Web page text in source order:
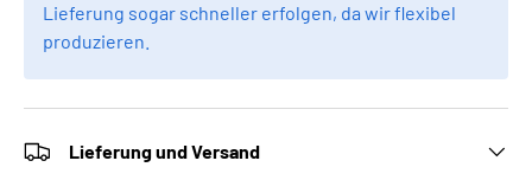
Lieferung sogar schneller erfolgen, da wir flexibel
produzieren.
Lieferung und Versand